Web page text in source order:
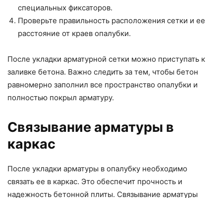
специальных фиксаторов.
Проверьте правильность расположения сетки и ее
расстояние от краев опалубки.
После укладки арматурной сетки можно приступать к
заливке бетона. Важно следить за тем, чтобы бетон
равномерно заполнил все пространство опалубки и
полностью покрыл арматуру.
Связывание арматуры в
каркас
После укладки арматуры в опалубку необходимо
связать ее в каркас. Это обеспечит прочность и
надежность бетонной плиты. Связывание арматуры